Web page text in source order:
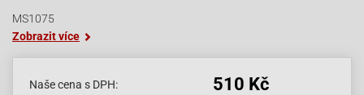
MS1075
Zobrazit více
Naše cena s DPH: 510 Kč